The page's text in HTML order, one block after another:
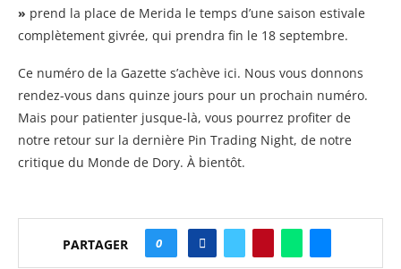
» prend la place de Merida le temps d’une saison estivale
complètement givrée, qui prendra fin le 18 septembre.
Ce numéro de la Gazette s’achève ici. Nous vous donnons
rendez-vous dans quinze jours pour un prochain numéro.
Mais pour patienter jusque-là, vous pourrez profiter de
notre retour sur la dernière Pin Trading Night, de notre
critique du Monde de Dory. À bientôt.
PARTAGER 0